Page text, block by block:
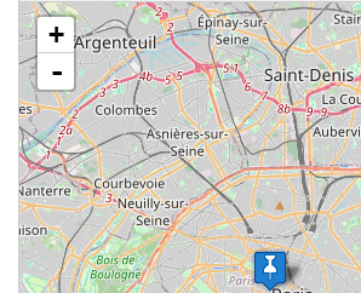
chargement de la carte - veuillez patienter...
+
-